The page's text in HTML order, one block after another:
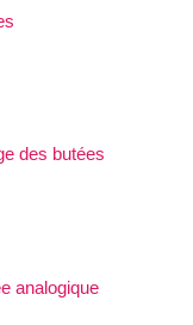
des butées
analogique